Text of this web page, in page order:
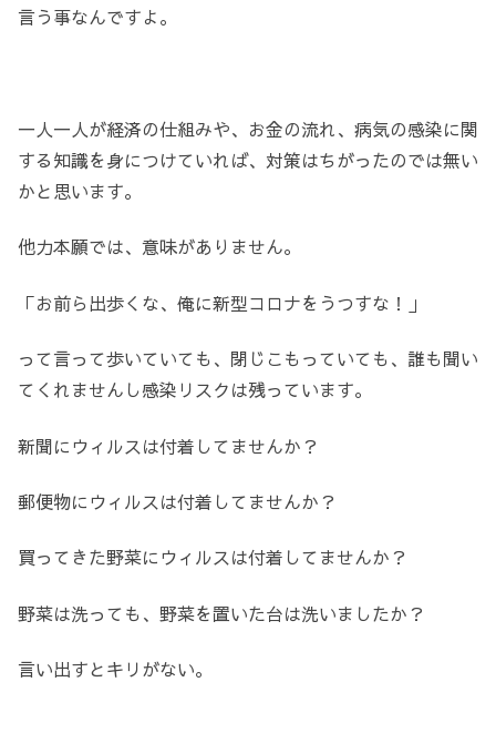
言う事なんですよ。
一人一人が経済の仕組みや、お金の流れ、病気の感染に関
する知識を身につけていれば、対策はちがったのでは無い
かと思います。
他力本願では、意味がありません。
「お前ら出歩くな、俺に新型コロナをうつすな！」
って言って歩いていても、閉じこもっていても、誰も聞い
てくれませんし感染リスクは残っています。
新聞にウィルスは付着してませんか？
郵便物にウィルスは付着してませんか？
買ってきた野菜にウィルスは付着してませんか？
野菜は洗っても、野菜を置いた台は洗いましたか？
言い出すとキリがない。